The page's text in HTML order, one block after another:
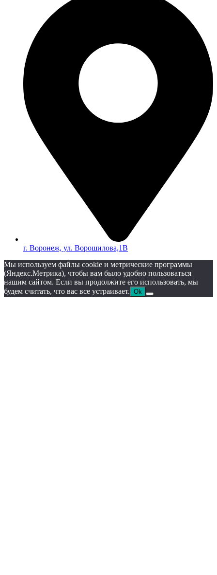
г. Воронеж, ул. Ворошилова,1В
Мы используем файлы cookie и метрические программы
(Яндекс.Метрика), чтобы вам было удобно пользоваться
нашим сайтом. Если вы продолжите его использовать, мы
будем считать, что вас все устраивает. Ok